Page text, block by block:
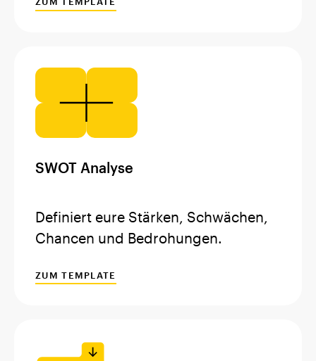
SWOT Analyse
Definiert eure Stärken, Schwächen,
Chancen und Bedrohungen.
ZUM TEMPLATE